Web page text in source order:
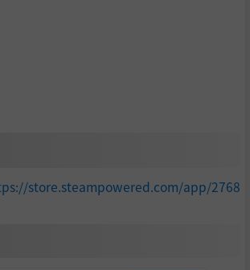
在印度洋发现了一座未曾出现在地图上的
隐藏，岛上生活着三叠纪时期的恐龙。
致恐龙变得极具攻击性，最终引发了多次
store.steampowered.com/app/2768